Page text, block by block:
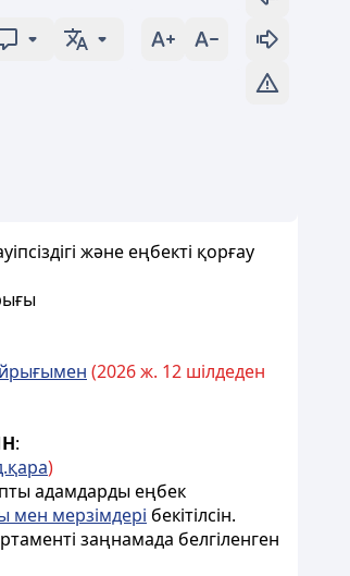
және еңбекті қорғау
(2026 ж. 12 шілдеден
:
)
адамдарды еңбек
мен мерзімдері бекітілсін.
заңнамада белгіленген